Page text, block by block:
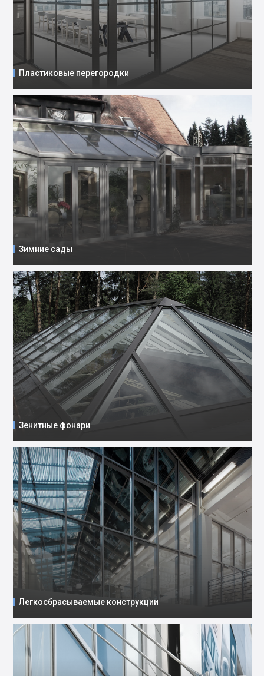
Пластиковые перегородки
Зимние сады
Зенитные фонари
Легкосбрасываемые конструкции